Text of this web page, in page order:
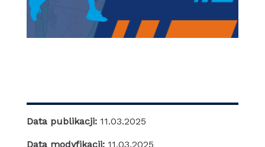
Data publikacji: 11.03.2025
Data modyfikacji: 11.03.2025